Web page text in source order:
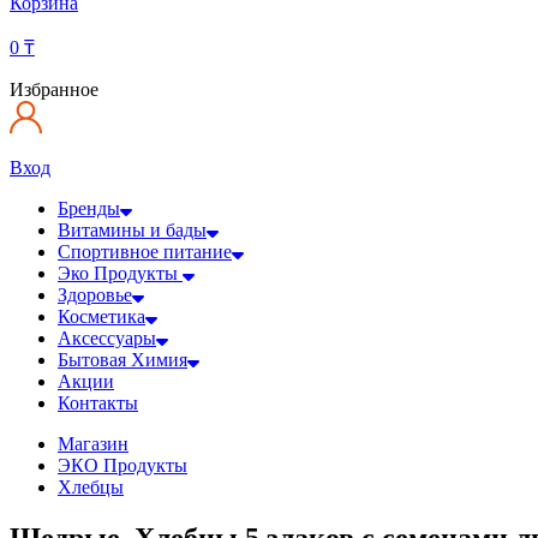
0 ₸
Избранное
Вход
Бренды
Витамины и бады
Спортивное питание
Эко Продукты
Здоровье
Косметика
Аксессуары
Бытовая Химия
Акции
Контакты
Магазин
ЭКО Продукты
Хлебцы